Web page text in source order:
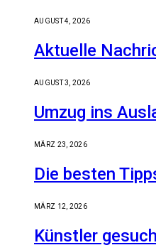
AUGUST 4, 2026
Aktuelle
AUGUST 3, 2026
Umzug ins
MÄRZ 23, 2026
Die besten
MÄRZ 12, 2026
Künstler